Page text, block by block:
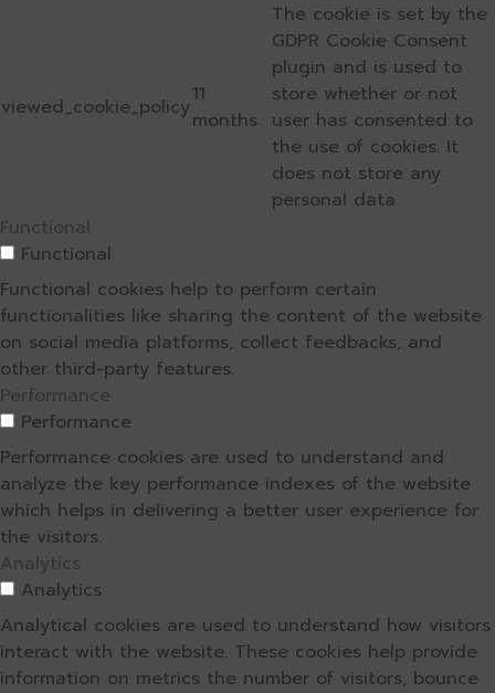
viewed_cookie_policy11
months
The cookie is set by the
GDPR Cookie Consent
plugin and is used to
store whether or not
user has consented to
the use of cookies. It
does not store any
personal data.
Functional
Functional
Functional cookies help to perform certain
functionalities like sharing the content of the website
on social media platforms, collect feedbacks, and
other third-party features.
Performance
Performance
Performance cookies are used to understand and
analyze the key performance indexes of the website
which helps in delivering a better user experience for
the visitors.
Analytics
Analytics
Analytical cookies are used to understand how visitors
interact with the website. These cookies help provide
information on metrics the number of visitors, bounce